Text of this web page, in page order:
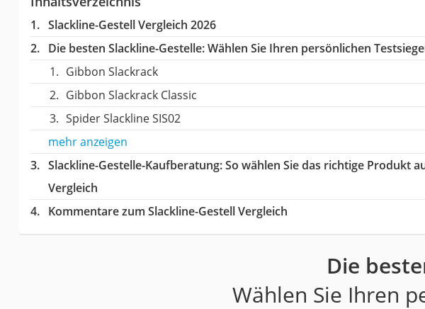
Slackline-Gestell Vergleich 2026
Die besten Slackline-Gestelle:Wählen Sie Ihren persönlichen
Gibbon Slackrack
Gibbon Slackrack Classic
Spider Slackline SIS02
mehr anzeigen
Slackline-Gestelle-Kaufberatung: So wählen Sie das richtige Produkt
Vergleich
Kommentare zum Slackline-Gestell Vergleich
Die
Wählen Sie Ihren